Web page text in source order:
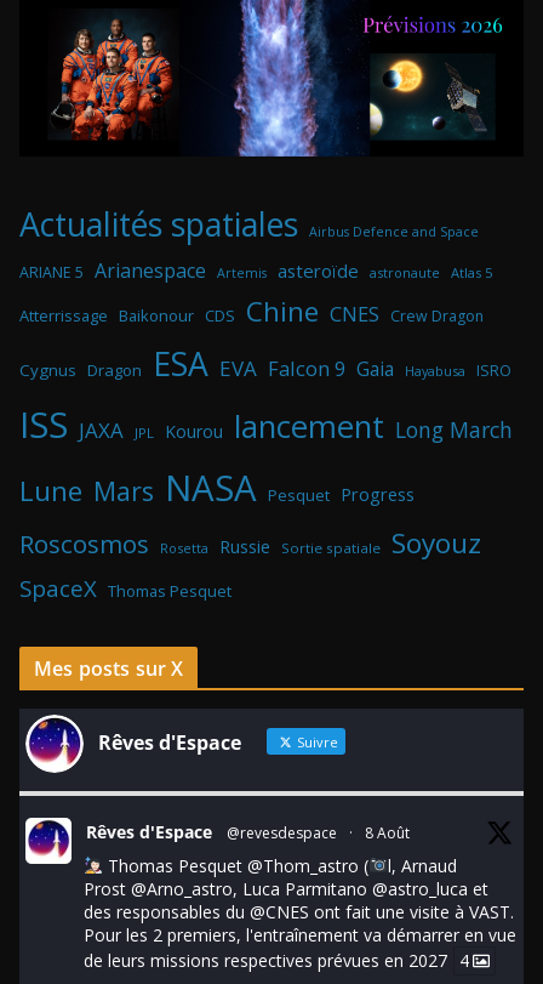
Actualités spatiales Airbus Defence and Space
ARIANE 5 Arianespace Artemis asteroïde astronaute Atlas 5
Atterrissage Baikonour CDS Chine CNES Crew Dragon
Cygnus Dragon ESA EVA Falcon 9 Gaia Hayabusa ISRO
ISS JAXA JPL Kourou lancement Long March
Lune Mars NASA Pesquet Progress
Roscosmos Rosetta Russie Sortie spatiale Soyouz
SpaceX Thomas Pesquet
Mes posts sur X
Rêves d'Espace Suivre
Rêves d'Espace @revesdespace · 8 Août
Thomas Pesquet @Thom_astro (
l, Arnaud
Prost @Arno_astro, Luca Parmitano @astro_luca et
des responsables du @CNES ont fait une visite à VAST.
Pour les 2 premiers, l'entraînement va démarrer en vue
de leurs missions respectives prévues en 2027 4